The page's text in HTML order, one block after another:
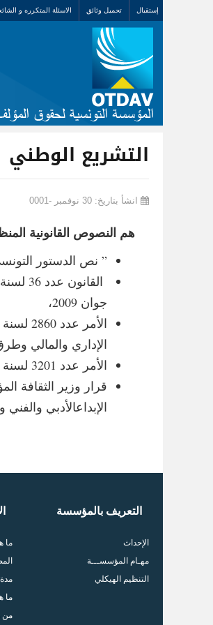
إستقبال تحميل وثائق الاسئلة المتكرره و
التشريع الوطني
انشأ بتاريخ: 30 نوفمبر -0001
هم النصوص القانونية
” نص الدستور التونسي الجديد في الفصل 41 ،حيث تنص
جوان 2009،
الإداري والمالي
الأمر عدد 3201 لسنة 2013 المؤرخ في 31 جويلية 2013 المتعلق بضبط شروط وطرق تدخل صندوق التشجيع على الإبداع الأدبي والفني.
الإبداعالأدبي
التعريف بالمؤسسة
الإحداث
مهـام المؤسســـة
التنظيم الهيكلي
ما
مدة
ما
من